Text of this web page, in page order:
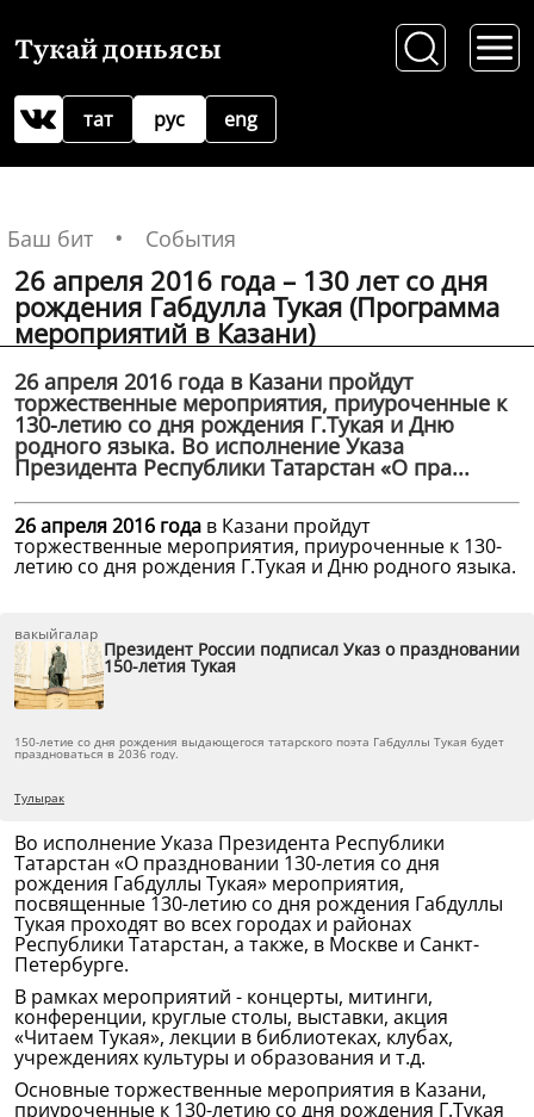
Тукай доньясы
рус
тат eng
Баш бит События
26 апреля 2016 года – 130 лет со дня
рождения Габдулла Тукая (Программа
мероприятий в Казани)
26 апреля 2016 года в Казани пройдут
торжественные мероприятия, приуроченные к
130-летию со дня рождения Г.Тукая и Дню
родного языка. Во исполнение Указа
Президента Республики Татарстан «О пра...
26 апреля 2016 года в Казани пройдут
торжественные мероприятия, приуроченные к 130-
летию со дня рождения Г.Тукая и Дню родного языка.
вакыйгалар
Президент России подписал Указ о праздновании
150-летия Тукая
150-летие со дня рождения выдающегося татарского поэта Габдуллы Тукая будет
праздноваться в 2036 году.
Тулырак
Во исполнение Указа Президента Республики
Татарстан «О праздновании 130-летия со дня
рождения Габдуллы Тукая» мероприятия,
посвященные 130-летию со дня рождения Габдуллы
Тукая проходят во всех городах и районах
Республики Татарстан, а также, в Москве и Санкт-
Петербурге.
В рамках мероприятий - концерты, митинги,
конференции, круглые столы, выставки, акция
«Читаем Тукая», лекции в библиотеках, клубах,
учреждениях культуры и образования и т.д.
Основные торжественные мероприятия в Казани,
приуроченные к 130-летию со дня рождения Г.Тукая